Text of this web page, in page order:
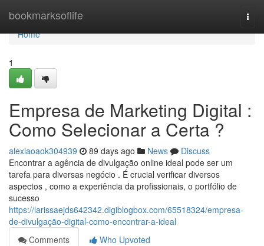
bookmarksoflife
Home
Home
1
Empresa de Marketing Digital :
Como Selecionar a Certa ?
alexiaoaok304939 89 days ago News
Discuss
Encontrar a agência de divulgação online ideal pode ser um
tarefa para diversas negócio . É crucial verificar diversos
aspectos , como a experiência da profissionais, o portfólio de
sucesso
https://larissaejds642342.digiblogbox.com/65518324/empresa-
de-divulgação-digital-como-encontrar-a-ideal
Comments
Who Upvoted